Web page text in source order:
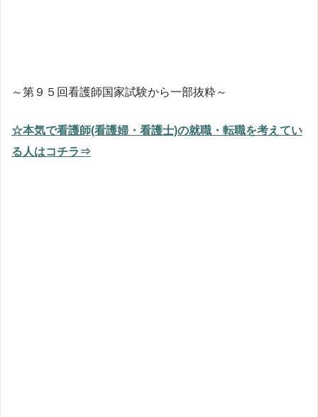
～第９５回看護師国家試験から一部抜粋～
☆本気で看護師(看護婦・看護士)の就職・転職を考えてい
る人はコチラ⇒